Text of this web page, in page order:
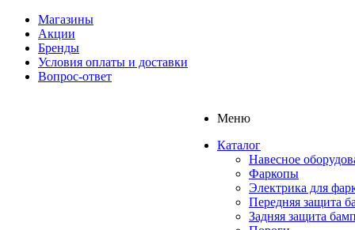
Магазины
Акции
Бренды
Условия оплаты и доставки
Вопрос-ответ
Меню
Каталог
Навесное
Фаркопы
Электрика для
Передняя защита
Задняя защита